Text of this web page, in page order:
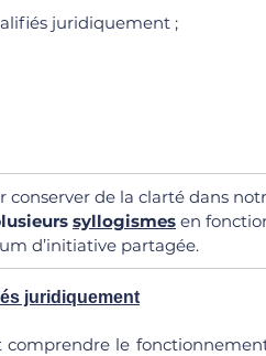
juridiquement ;
conserver de la clarté dans
syllogismes en
d’initiative partagée.
juridiquement
le